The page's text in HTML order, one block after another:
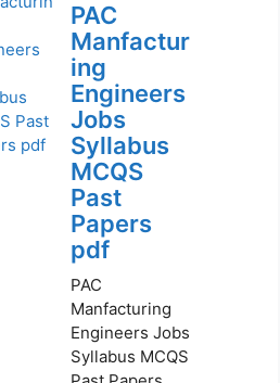
PAC
Manfactur
ing
Engineers
Jobs
Syllabus
MCQS
Past
Papers
pdf
PAC
Manfacturing
Engineers Jobs
Syllabus MCQS